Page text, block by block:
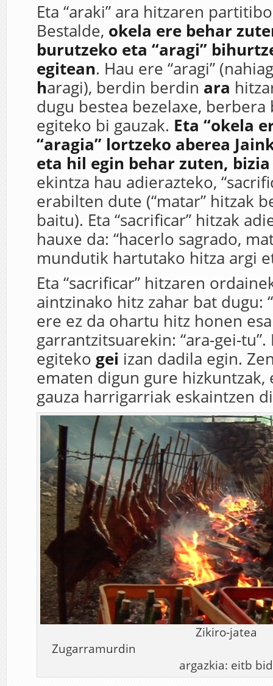
Eta “araki” ara hitzaren
Bestalde, okela ere behar
burutzeko eta “aragi”
egitean. Hau ere “aragi”
haragi), berdin berdin ara
dugu bestea bezelaxe, berbera
egiteko bi gauzak. Eta “okela
“aragia” lortzeko aberea
eta hil egin behar zuten,
ekintza hau adierazteko,
erabilten dute (“matar” hitzak
baitu). Eta “sacrificar” hitzak
hauxe da: “hacerlo sagrado,
mundutik hartutako hitza argi
Eta “sacrificar” hitzaren
aintzinako hitz zahar bat dugu: “
ere ez da ohartu hitz honen
garrantzitsuarekin: “ara-gei-
egiteko gei izan dadila egin.
ematen digun gure hizkuntzak,
gauza harrigarriak eskaintzen
Zikiro-jatea
argazkia: eitb bid